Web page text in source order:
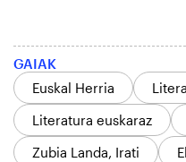
GAIAK
Euskal Herria
Literatura euskaraz
Zubia Landa, Irati